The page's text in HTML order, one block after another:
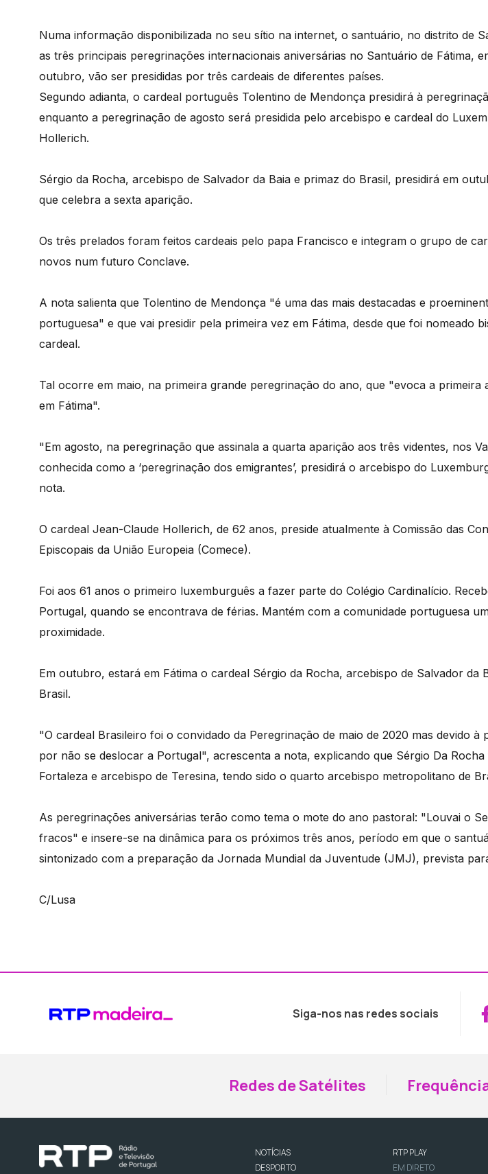
Numa informação disponibilizada no seu sítio na internet, o santuário, no distrito de
as três principais peregrinações internacionais aniversárias no Santuário de Fátima,
outubro, vão ser presididas por três cardeais de diferentes países.
Segundo adianta, o cardeal português Tolentino de Mendonça presidirá à
enquanto a peregrinação de agosto será presidida pelo arcebispo e cardeal do
Hollerich.
Sérgio da Rocha, arcebispo de Salvador da Baia e primaz do Brasil, presidirá em
que celebra a sexta aparição.
Os três prelados foram feitos cardeais pelo papa Francisco e integram o grupo de
novos num futuro Conclave.
A nota salienta que Tolentino de Mendonça "é uma das mais destacadas e
portuguesa" e que vai presidir pela primeira vez em Fátima, desde que foi nomeado
cardeal.
Tal ocorre em maio, na primeira grande peregrinação do ano, que "evoca a primeira
em Fátima".
"Em agosto, na peregrinação que assinala a quarta aparição aos três videntes, nos
conhecida como a ‘peregrinação dos emigrantes’, presidirá o arcebispo do
nota.
O cardeal Jean-Claude Hollerich, de 62 anos, preside atualmente à Comissão das
Episcopais da União Europeia (Comece).
Foi aos 61 anos o primeiro luxemburguês a fazer parte do Colégio Cardinalício.
Portugal, quando se encontrava de férias. Mantém com a comunidade portuguesa
proximidade.
Em outubro, estará em Fátima o cardeal Sérgio da Rocha, arcebispo de Salvador da
Brasil.
"O cardeal Brasileiro foi o convidado da Peregrinação de maio de 2020 mas devido à
por não se deslocar a Portugal", acrescenta a nota, explicando que Sérgio Da
Fortaleza e arcebispo de Teresina, tendo sido o quarto arcebispo metropolitano de
As peregrinações aniversárias terão como tema o mote do ano pastoral: "Louvai o
fracos" e insere-se na dinâmica para os próximos três anos, período em que o
sintonizado com a preparação da Jornada Mundial da Juventude (JMJ), prevista
C/Lusa
Siga-nos nas redes sociais
Redes de Satélites
NOTÍCIAS
DESPORTO
RTP PLAY
EM DIRETO